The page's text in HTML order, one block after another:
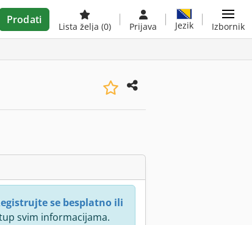
Prodati
Lista želja (0) Prijava Jezik Izbornik
se besplatno ili
svim informacijama.